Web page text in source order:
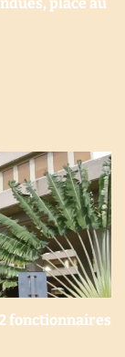
fonctionnaires